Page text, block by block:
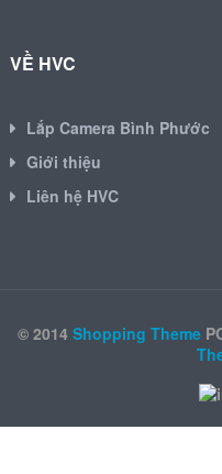
VỀ HVC
Lắp Camera Bình Phước
Giới thiệu
Liên hệ HVC
© 2014 Shopping Theme